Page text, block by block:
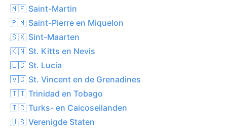
🇲🇫 Saint-Martin
🇵🇲 Saint-Pierre en Miquelon
🇸🇽 Sint-Maarten
🇰🇳 St. Kitts en Nevis
🇱🇨 St. Lucia
🇻🇨 St. Vincent en de Grenadines
🇹🇹 Trinidad en Tobago
🇹🇨 Turks- en Caicoseilanden
🇺🇸 Verenigde Staten